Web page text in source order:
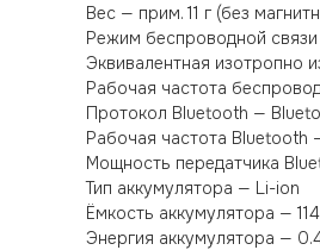
Вес — прим. 11 г (без
Режим беспроводной
Эквивалентная изотропно
Рабочая частота
Протокол Bluetooth —
Рабочая частота Bluetooth
Мощность передатчика
Тип аккумулятора — Li-ion
Ёмкость аккумулятора —
Энергия аккумулятора —